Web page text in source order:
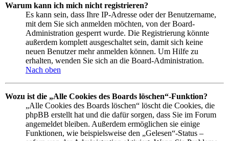
Warum kann ich mich nicht registrieren?
Es kann sein, dass Ihre IP-Adresse oder der Benutzername,
mit dem Sie sich anmelden möchten, von der Board-
Administration gesperrt wurde. Die Registrierung könnte
außerdem komplett ausgeschaltet sein, damit sich keine
neuen Benutzer mehr anmelden können. Um Hilfe zu
erhalten, wenden Sie sich an die Board-Administration.
Nach oben
Wozu ist die „Alle Cookies des Boards löschen“-Funktion?
„Alle Cookies des Boards löschen“ löscht die Cookies, die
phpBB erstellt hat und die dafür sorgen, dass Sie im Forum
angemeldet bleiben. Außerdem ermöglichen sie einige
Funktionen, wie beispielsweise den „Gelesen“-Status –